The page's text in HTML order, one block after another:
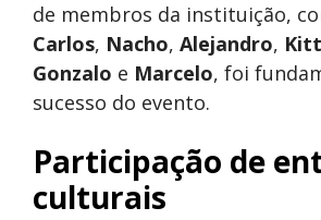
de membros da instituição,
Carlos, Nacho, Alejandro,
Gonzalo e Marcelo, foi
sucesso do evento.
Participação de
culturais